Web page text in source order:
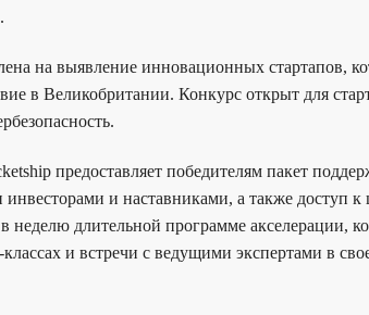
на выявление инновационных стартапов,
в Великобритании. Конкурс открыт для
предоставляет победителям пакет
и наставниками, а также доступ
неделю длительной программе акселерации,
классах и встречи с ведущими экспертами в